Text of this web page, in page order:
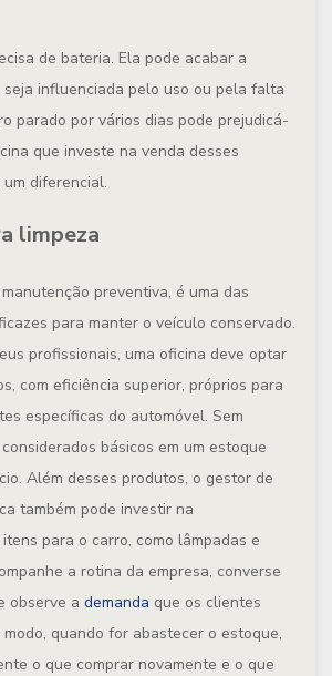
de bateria. Ela pode acabar a
seja influenciada pelo uso ou pela falta
parado por vários dias pode prejudicá-
que investe na venda desses
diferencial.
limpeza
preventiva, é uma das
para manter o veículo conservado.
profissionais, uma oficina deve optar
com eficiência superior, próprios para
específicas do automóvel. Sem
básicos em um estoque
Além desses produtos, o gestor de
também pode investir na
para o carro, como lâmpadas e
a rotina da empresa, converse
observe a demanda que os clientes
quando for abastecer o estoque,
o que comprar novamente e o que